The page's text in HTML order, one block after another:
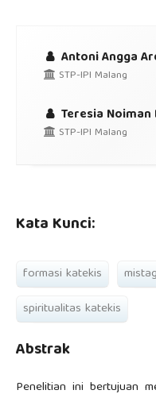
Antoni Angga
STP-IPI Malang
Teresia Noiman
STP-IPI Malang
Kata Kunci:
formasi katekis
spiritualitas katekis
Abstrak
Penelitian ini bertujuan